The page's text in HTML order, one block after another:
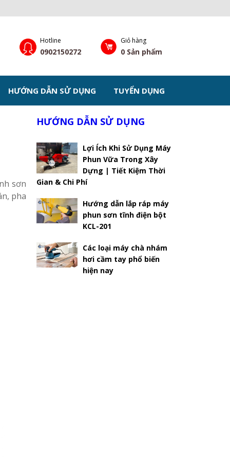
Hotline
0902150272
Giỏ hàng
0 Sản phẩm
HƯỚNG DẪN SỬ DỤNG TUYỂN DỤNG
sơn
pha
HƯỚNG DẪN SỬ DỤNG
Lợi Ích Khi Sử Dụng Máy
Phun Vữa Trong Xây
Dựng | Tiết Kiệm Thời
Gian & Chi Phí
Hướng dẫn lắp ráp máy
phun sơn tĩnh điện bột
KCL-201
Các loại máy chà nhám
hơi cầm tay phổ biến
hiện nay